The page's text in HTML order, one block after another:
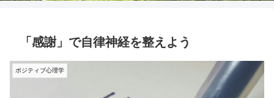
「感謝」で自律神経を整えよう
ポジティブ心理学